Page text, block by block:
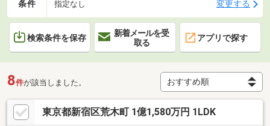
条件 指定なし 変更する
検索条件を保存
新着メールを受
取る
アプリで探す
8件が該当しました。
東京都新宿区荒木町 1億1,580万円 1LDK